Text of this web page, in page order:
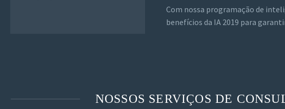
Com nossa programação de
benefícios da IA ​​2019 para
NOSSOS SERVIÇOS DE